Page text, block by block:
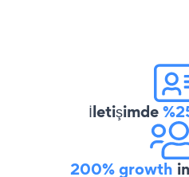
İletişimde
200% growth